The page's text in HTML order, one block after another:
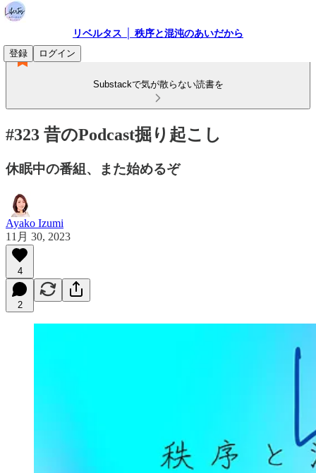
リベルタス │ 秩序と混沌のあいだから
登録
ログイン
Substackで気が散らない読書を
#323 昔のPodcast掘り起こし
休眠中の番組、また始めるぞ
Ayako Izumi
11月 30, 2023
4
2